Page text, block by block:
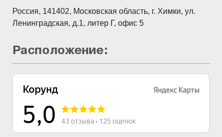
Россия, 141402, Московская область, г. Химки, ул.
Ленинградская, д.1, литер Г, офис 5
Расположение: